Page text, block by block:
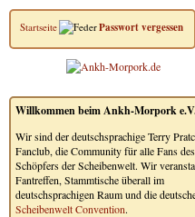
Startseite Passwort vergessen
Willkommen beim Ankh-Morpork
Wir sind der deutschsprachige Terry
Fanclub, die Community für alle Fans des
Schöpfers der Scheibenwelt. Wir
Fantreffen, Stammtische überall im
deutschsprachigen Raum und die
Scheibenwelt Convention.